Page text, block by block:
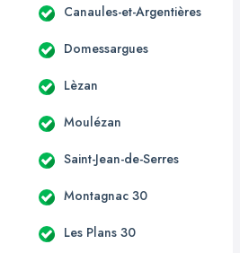
Canaules-et-Argentières
Domessargues
Lèzan
Moulézan
Saint-Jean-de-Serres
Montagnac 30
Les Plans 30